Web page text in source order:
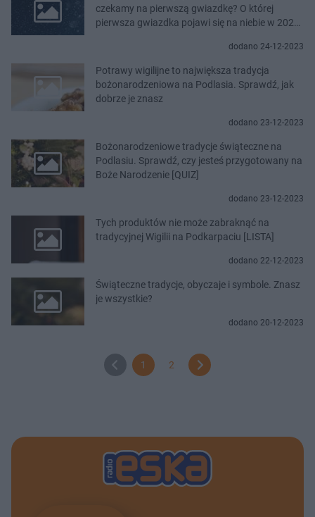
czekamy na pierwszą gwiazdkę? O której
pierwsza gwiazdka pojawi się na niebie w 2023
dodano 24-12-2023
Potrawy wigilijne to największa tradycja
bożonarodzeniowa na Podlasia. Sprawdź, jak
dobrze je znasz
dodano 23-12-2023
Bożonarodzeniowe tradycje świąteczne na
Podlasiu. Sprawdź, czy jesteś przygotowany na
Boże Narodzenie [QUIZ]
dodano 23-12-2023
Tych produktów nie może zabraknąć na
tradycyjnej Wigilii na Podkarpaciu [LISTA]
dodano 22-12-2023
Świąteczne tradycje, obyczaje i symbole. Znasz
je wszystkie?
dodano 20-12-2023
1 2